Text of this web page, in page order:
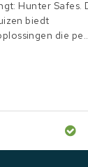
Hunter Safes.
biedt
die